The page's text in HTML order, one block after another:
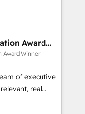
expertise to
experienced
companies in
SaaS and
value and
on ROI and
Award
Award Winner
of executive
real